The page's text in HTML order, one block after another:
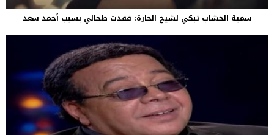
سمية الخشاب تبكي لشيخ الحارة: فقدت طحالي بسبب أحمد سعد